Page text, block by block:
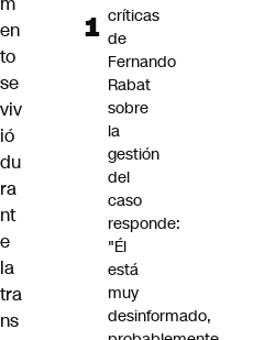
en
to
se
viv
ió
du
ra
nt
e
la
tra
ns
críticas
de
Fernando
Rabat
sobre
la
gestión
del
caso
responde:
"Él
está
muy
desinformado,